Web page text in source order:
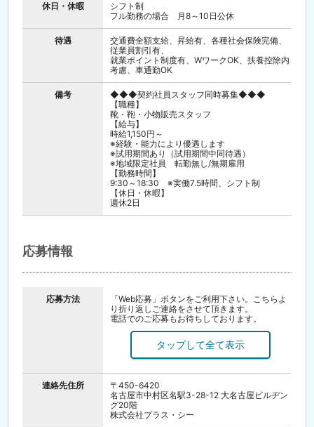
休日・休暇
シフト制
フル勤務の場合 月8～10日公休
待遇
交通費全額支給、昇給有、各種社会保険完備、
従業員割引有、
就業ポイント制度有、WワークOK、扶養控除内
考慮、車通勤OK
備考
◆◆◆契約社員スタッフ同時募集◆◆◆
【職種】
靴・鞄・小物販売スタッフ
【給与】
時給1,150円～
※経験・能力により優遇します
※試用期間あり（試用期間中同待遇）
※地域限定社員 転勤無し/無期雇用
【勤務時間】
9:30～18:30 ※実働7.5時間、シフト制
【休日・休暇】
週休2日
応募情報
応募方法
「Web応募」ボタンをご利用下さい。こちらよ
り折り返しご連絡をさせて頂きます。
電話でのご応募もお待ちしております。
連絡先住所
〒450-6420
名古屋市中村区名駅3-28-12 大名古屋ビルヂン
グ20階
株式会社プラス・シー